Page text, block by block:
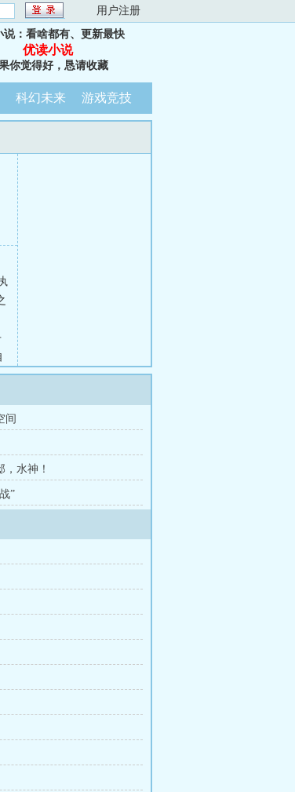
用户注册
说：看啥都有、更新最快
优读小说
你觉得好，恳请收藏
科幻未来 游戏竞技
间
，水神！
”